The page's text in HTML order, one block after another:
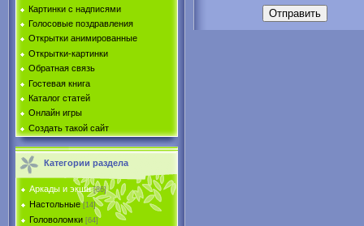
Картинки с надписями
Голосовые поздравления
Открытки анимированные
Открытки-картинки
Обратная связь
Гостевая книга
Каталог статей
Онлайн игры
Создать такой сайт
Категории раздела
Аркады и экшн [86]
Настольные [14]
Головоломки [64]
Отправить